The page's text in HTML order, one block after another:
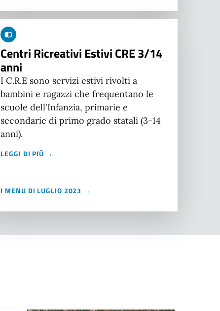
Centri Ricreativi Estivi CRE 3/14
anni
I C.R.E sono servizi estivi rivolti a
bambini e ragazzi che frequentano le
scuole dell'Infanzia, primarie e
secondarie di primo grado statali (3-14
anni).
LEGGI DI PIÙ →
I MENU DI LUGLIO 2023 →